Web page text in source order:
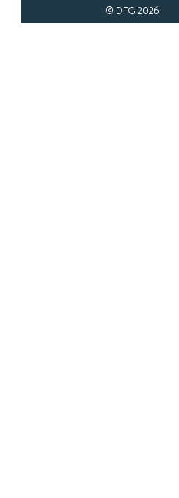
© DFG 2026